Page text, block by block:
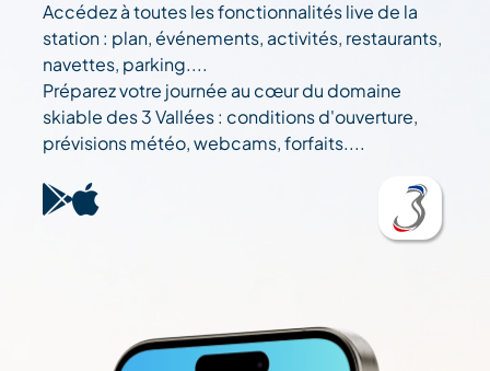
Accédez à toutes les fonctionnalités live de la
station : plan, événements, activités, restaurants,
navettes, parking....
Préparez votre journée au cœur du domaine
skiable des 3 Vallées : conditions d'ouverture,
prévisions météo, webcams, forfaits....